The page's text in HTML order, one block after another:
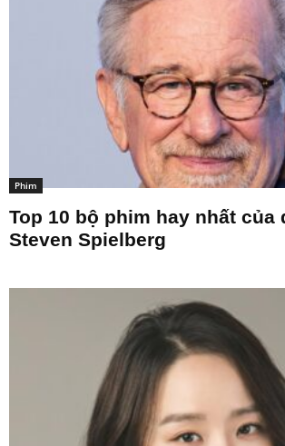
Phim
Top 10 bộ phim hay nhất của
Steven Spielberg